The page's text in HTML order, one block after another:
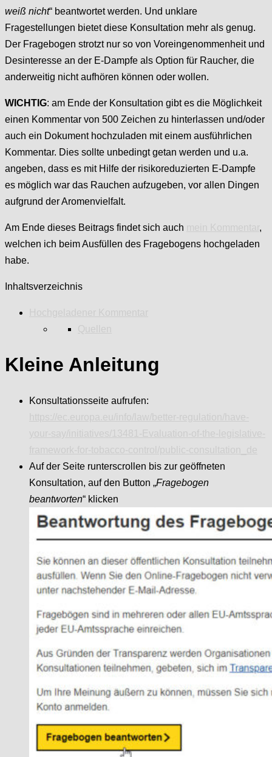
weiß nicht“ beantwortet werden. Und unklare
Fragestellungen bietet diese Konsultation mehr als genug.
Der Fragebogen strotzt nur so von Voreingenommenheit und
Desinteresse an der E-Dampfe als Option für Raucher, die
anderweitig nicht aufhören können oder wollen.
WICHTIG: am Ende der Konsultation gibt es die Möglichkeit
einen Kommentar von 500 Zeichen zu hinterlassen und/oder
auch ein Dokument hochzuladen mit einem ausführlichen
Kommentar. Dies sollte unbedingt getan werden und u.a.
angeben, dass es mit Hilfe der risikoreduzierten E-Dampfe
es möglich war das Rauchen aufzugeben, vor allen Dingen
aufgrund der Aromenvielfalt.
Am Ende dieses Beitrags findet sich auch
,
welchen ich beim Ausfüllen des Fragebogens hochgeladen
habe.
Inhaltsverzeichnis
Kleine Anleitung
Konsultationsseite aufrufen:
Auf der Seite runterscrollen bis zur geöffneten
Konsultation, auf den Button „Fragebogen
beantworten“ klicken